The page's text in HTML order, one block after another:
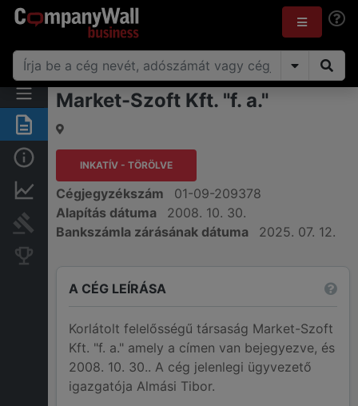
Összegzés
Alap információk
Pénzügyi információk
Bírósági eljárások
Market-Szoft Kft. "f. a."
INKATÍV - TÖRÖLVE
Cégjegyzékszám
01-09-209378
Alapítás dátuma
2008. 10. 30.
Bankszámla zárásának dátuma
2025. 07. 12.
A CÉG LEÍRÁSA
Korlátolt felelősségű társaság Market-Szoft
Kft. "f. a." amely a címen van bejegyezve, és
2008. 10. 30.. A cég jelenlegi ügyvezető
igazgatója Almási Tibor.